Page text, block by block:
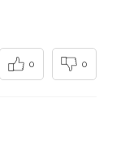
0 0